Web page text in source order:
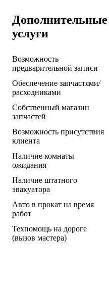
Дополнительные
услуги
Возможность
предварительной записи
Обеспечение запчастями/
расходниками
Собственный магазин
запчастей
Возможность присутствия
клиента
Наличие комнаты
ожидания
Наличие штатного
эвакуатора
Авто в прокат на время
работ
Техпомощь на дороге
(вызов мастера)